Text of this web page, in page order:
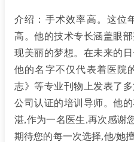
介绍：手术效率高。这位
高。他的技术专长涵盖眼
现美丽的梦想。在未来的
他的名字不仅代表着医院
志》等专业刊物上发表了
公司认证的培训导师。他
湛,作为一名医生,再次感谢
期待您的每一次选择,他/她